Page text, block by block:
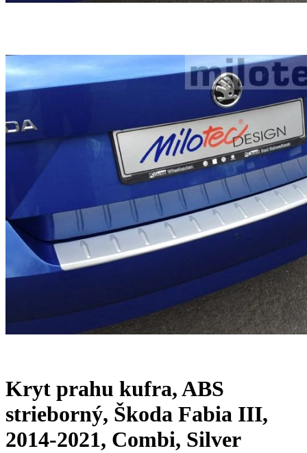
Kryt prahu kufra, ABS
strieborný, Škoda Fabia III,
2014-2021, Combi, Silver